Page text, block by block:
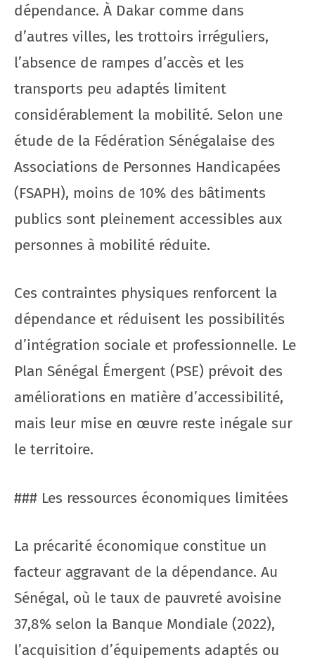
dépendance. À Dakar comme dans
d’autres villes, les trottoirs irréguliers,
l’absence de rampes d’accès et les
transports peu adaptés limitent
considérablement la mobilité. Selon une
étude de la Fédération Sénégalaise des
Associations de Personnes Handicapées
(FSAPH), moins de 10% des bâtiments
publics sont pleinement accessibles aux
personnes à mobilité réduite.
Ces contraintes physiques renforcent la
dépendance et réduisent les possibilités
d’intégration sociale et professionnelle. Le
Plan Sénégal Émergent (PSE) prévoit des
améliorations en matière d’accessibilité,
mais leur mise en œuvre reste inégale sur
le territoire.
### Les ressources économiques limitées
La précarité économique constitue un
facteur aggravant de la dépendance. Au
Sénégal, où le taux de pauvreté avoisine
37,8% selon la Banque Mondiale (2022),
l’acquisition d’équipements adaptés ou